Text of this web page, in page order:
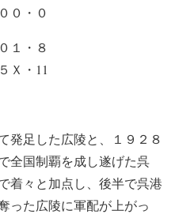
・０
・８
・11
発足した広陵と、１９２８
全国制覇を成し遂げた呉
着々と加点し、後半で呉港
った広陵に軍配が上がっ